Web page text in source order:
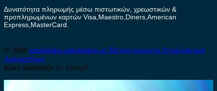
Δυνατότητα πληρωμής μέσω πιστωτικών, χρεωστικών &
προπληρωμένων καρτών Visa,Maestro,Diners,American
Express,MasterCard.
© 2026 antalaktika-autokinitou.grΜεταχειρισμένα Ανταλλακτικά
Αυτοκινήτων
Καλό καλοκαίρι σε όλους!!